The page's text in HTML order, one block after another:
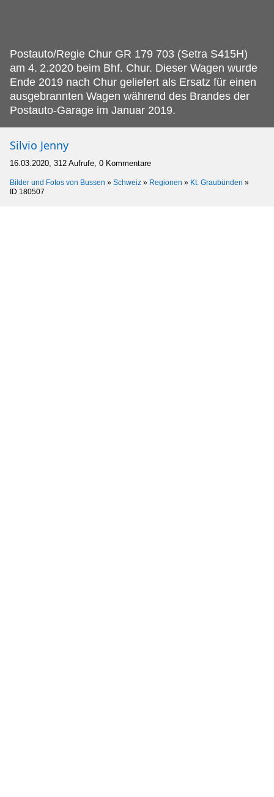
Postauto/Regie Chur GR 179 703 (Setra S415H)
am 4. 2.2020 beim Bhf. Chur. Dieser Wagen wurde
Ende 2019 nach Chur geliefert als Ersatz für einen
ausgebrannten Wagen während des Brandes der
Postauto-Garage im Januar 2019.
Silvio Jenny
16.03.2020, 312 Aufrufe, 0 Kommentare
Bilder und Fotos von Bussen » Schweiz » Regionen » Kt. Graubünden »
ID 180507